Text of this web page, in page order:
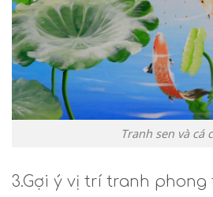
Tranh sen và cá
3.Gợi ý vị trí tranh phong